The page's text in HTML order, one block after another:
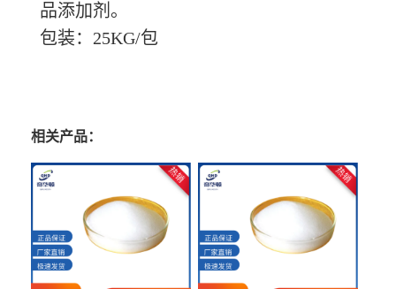
品添加剂。
包装： 25KG/包
相关产品：